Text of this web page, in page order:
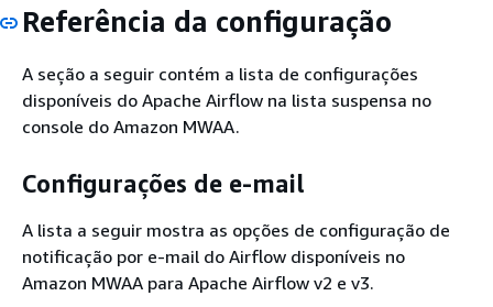
Referência da configuração
A seção a seguir contém a lista de configurações
disponíveis do Apache Airflow na lista suspensa no
console do Amazon MWAA.
Configurações de e-mail
A lista a seguir mostra as opções de configuração de
notificação por e-mail do Airflow disponíveis no
Amazon MWAA para Apache Airflow v2 e v3.